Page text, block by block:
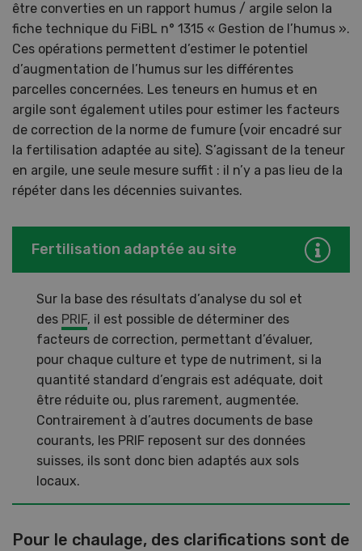
être converties en un rapport humus / argile selon la
fiche technique du FiBL n° 1315 « Gestion de l’humus ».
Ces opérations permettent d’estimer le potentiel
d’augmentation de l’humus sur les différentes
parcelles concernées. Les teneurs en humus et en
argile sont également utiles pour estimer les facteurs
de correction de la norme de fumure (voir encadré sur
la fertilisation adaptée au site). S’agissant de la teneur
en argile, une seule mesure suffit : il n’y a pas lieu de la
répéter dans les décennies suivantes.
Fertilisation adaptée au site
Sur la base des résultats d’analyse du sol et
des PRIF, il est possible de déterminer des
facteurs de correction, permettant d’évaluer,
pour chaque culture et type de nutriment, si la
quantité standard d’engrais est adéquate, doit
être réduite ou, plus rarement, augmentée.
Contrairement à d’autres documents de base
courants, les PRIF reposent sur des données
suisses, ils sont donc bien adaptés aux sols
locaux.
Pour le chaulage, des clarifications sont de